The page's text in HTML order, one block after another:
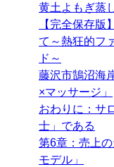
黄土よもぎ蒸
【完全保存
て～熱狂的フ
ド～
藤沢市鵠沼海
×マッサージ」
おわりに：サ
士」である
第6章：売上
モデル」